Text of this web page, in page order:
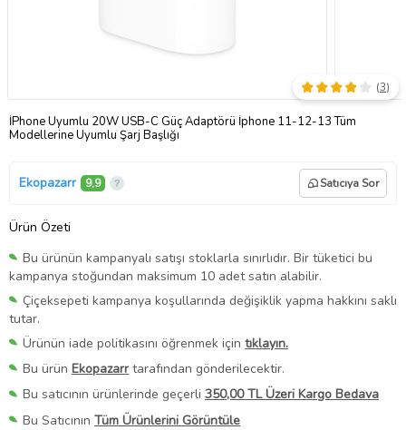
İPhone Uyumlu 20W USB-C Güç Adaptörü İphone 11-12-13 Tüm
Modellerine Uyumlu Şarj Başlığı
(3)
Ekopazarr 9,9 Satıcıya Sor
Ürün Özeti
Bu ürünün kampanyalı satışı stoklarla sınırlıdır. Bir tüketici bu
kampanya stoğundan maksimum 10 adet satın alabilir.
Çiçeksepeti kampanya koşullarında değişiklik yapma hakkını saklı
tutar.
Ürünün iade politikasını öğrenmek için tıklayın.
Bu ürün Ekopazarr tarafından gönderilecektir.
Bu satıcının ürünlerinde geçerli 350,00 TL Üzeri Kargo Bedava
Bu Satıcının Tüm Ürünlerini Görüntüle